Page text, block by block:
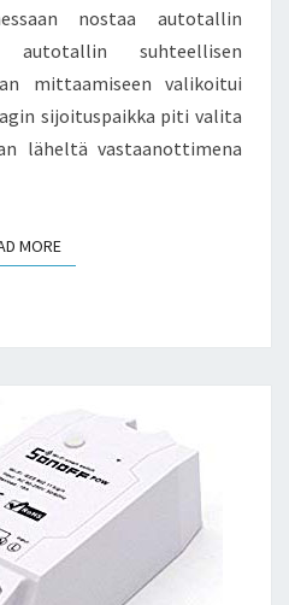
nostaa autotallin
autotallin suhteellisen
mittaamiseen valikoitui
sijoituspaikka piti valita
läheltä vastaanottimena
MOREREAD MORE